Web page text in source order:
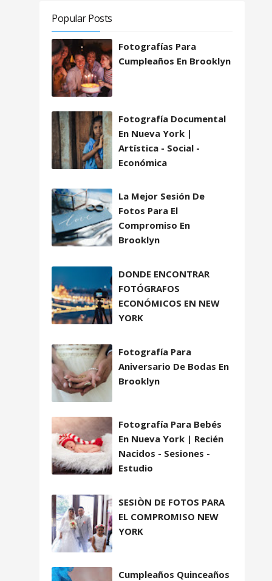
Popular Posts
Fotografías Para
Cumpleaños En Brooklyn
Fotografía Documental
En Nueva York |
Artística - Social -
Económica
La Mejor Sesión De
Fotos Para El
Compromiso En
Brooklyn
DONDE ENCONTRAR
FOTÓGRAFOS
ECONÓMICOS EN NEW
YORK
Fotografía Para
Aniversario De Bodas En
Brooklyn
Fotografía Para Bebés
En Nueva York | Recién
Nacidos - Sesiones -
Estudio
SESIÒN DE FOTOS PARA
EL COMPROMISO NEW
YORK
Cumpleaños Quinceaños